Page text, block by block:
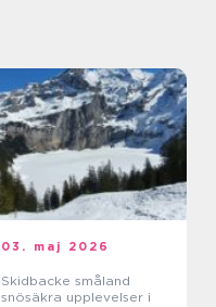
03. maj 2026
Skidbacke småland
snösäkra upplevelser i